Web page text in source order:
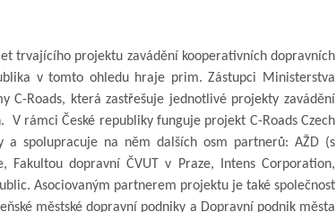
trvajícího projektu zavádění kooperativních dopravních
v tomto ohledu hraje prim. Zástupci Ministerstva
C-Roads, která zastřešuje jednotlivé projekty zavádění
rámci České republiky funguje projekt C-Roads Czech
a spolupracuje na něm dalších osm partnerů: AŽD (s
Fakultou dopravní ČVUT v Praze, Intens Corporation,
Asociovaným partnerem projektu je také společnost
městské dopravní podniky a Dopravní podnik města